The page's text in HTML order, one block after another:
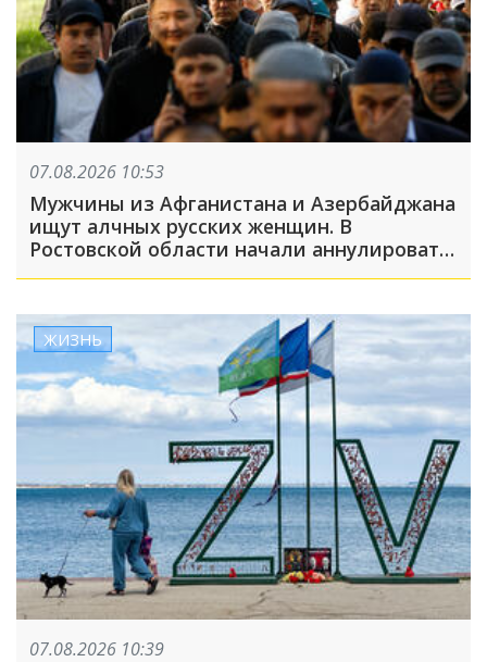
07.08.2026 10:53
Мужчины из Афганистана и Азербайджана
ищут алчных русских женщин. В
Ростовской области начали аннулировать
ЖИЗНЬ
07.08.2026 10:39